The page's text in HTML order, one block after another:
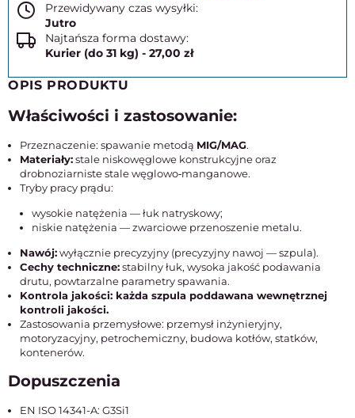
Przewidywany czas wysyłki:
Jutro
Najtańsza forma dostawy:
Kurier (do 31 kg) - 27,00 zł
OPIS PRODUKTU
Właściwości i zastosowanie:
Przeznaczenie: spawanie metodą MIG/MAG.
Materiały:stale niskowęglowe konstrukcyjne oraz
drobnoziarniste stale węglowo‑manganowe.
Tryby pracy prądu:
wysokie natężenia — łuk natryskowy;
niskie natężenia — zwarciowe przenoszenie metalu.
Nawój:wyłącznie precyzyjny (precyzyjny nawoj — szpula).
Cechy techniczne:stabilny łuk, wysoka jakość podawania
drutu, powtarzalne parametry spawania.
Kontrola jakości: każda szpula poddawana wewnętrznej
kontroli jakości.
Zastosowania przemysłowe: przemysł inżynieryjny,
motoryzacyjny, petrochemiczny, budowa kotłów, statków,
kontenerów.
Dopuszczenia
EN ISO 14341-A: G3Si1